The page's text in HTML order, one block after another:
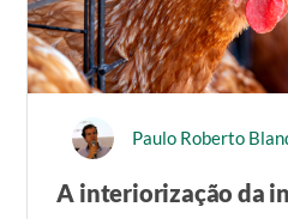
Paulo Roberto
A interiorização da